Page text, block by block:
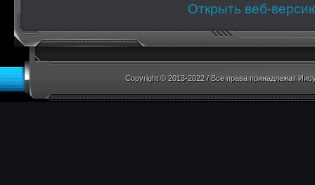
Открыть веб-
Copyright © 2013-2022 / Все права принадлежат